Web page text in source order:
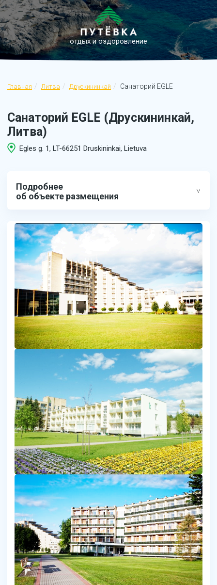
отдых и оздоровление
Главная Литва Друскининкай Санаторий EGLE
Санаторий EGLE (Друскининкай,
Литва)
Egles g. 1, LT-66251 Druskininkai, Lietuva
Подробнее
об объекте размещения